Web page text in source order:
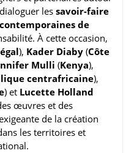
les savoir-faire
de
À cette occasion,
), Kader Diaby (Côte
Mulli (Kenya),
centrafricaine),
) et Lucette Holland
œuvres et des
de la création
les territoires et